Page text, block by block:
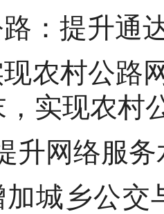
：提升通
农村公路
实现农村
升网络服
加城乡公交